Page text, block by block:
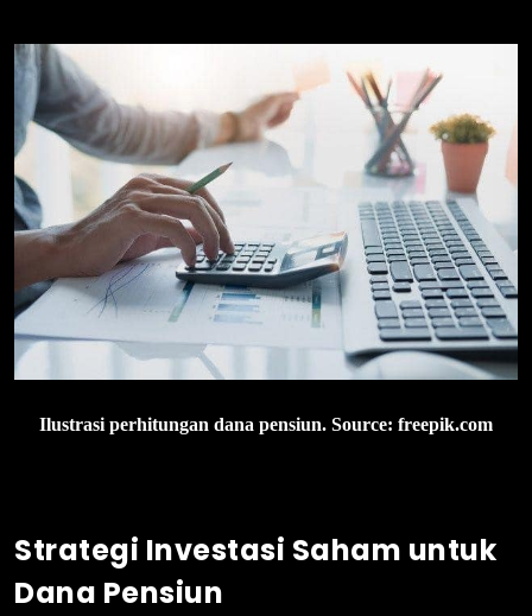
Ilustrasi perhitungan dana pensiun. Source: freepik.com
Strategi Investasi Saham untuk
Dana Pensiun